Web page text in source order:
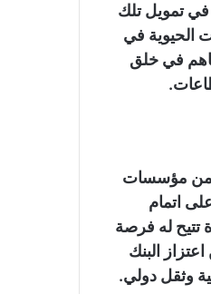
في تمويل تلك
الحيوية في
في خلق
من مؤسسات
اتمام
تتيح له فرصة
البنك
وثقل دولي.